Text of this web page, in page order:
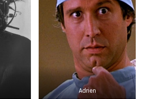
Adrien